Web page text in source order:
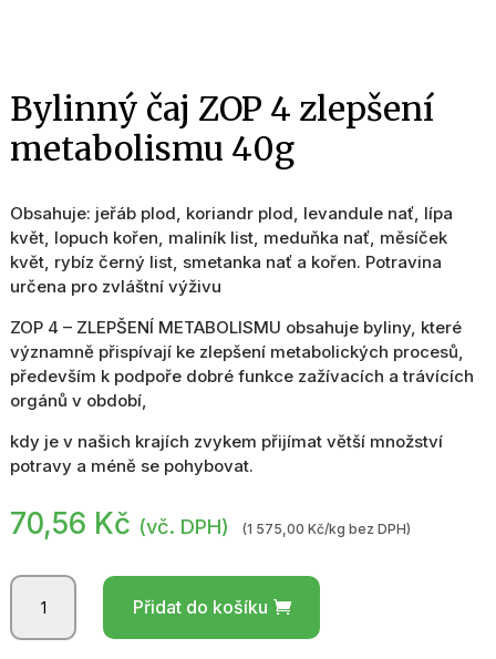
Bylinný čaj ZOP 4 zlepšení
metabolismu 40g
Obsahuje: jeřáb plod, koriandr plod, levandule nať, lípa
květ, lopuch kořen, maliník list, meduňka nať, měsíček
květ, rybíz černý list, smetanka nať a kořen. Potravina
určena pro zvláštní výživu
ZOP 4 – ZLEPŠENÍ METABOLISMU obsahuje byliny, které
významně přispívají ke zlepšení metabolických procesů,
především k podpoře dobré funkce zažívacích a trávících
orgánů v období,
kdy je v našich krajích zvykem přijímat větší množství
potravy a méně se pohybovat.
70,56 Kč (vč. DPH) (1 575,00 Kč/kg bez DPH)
Bylinný
ZOP
Přidat do košíku